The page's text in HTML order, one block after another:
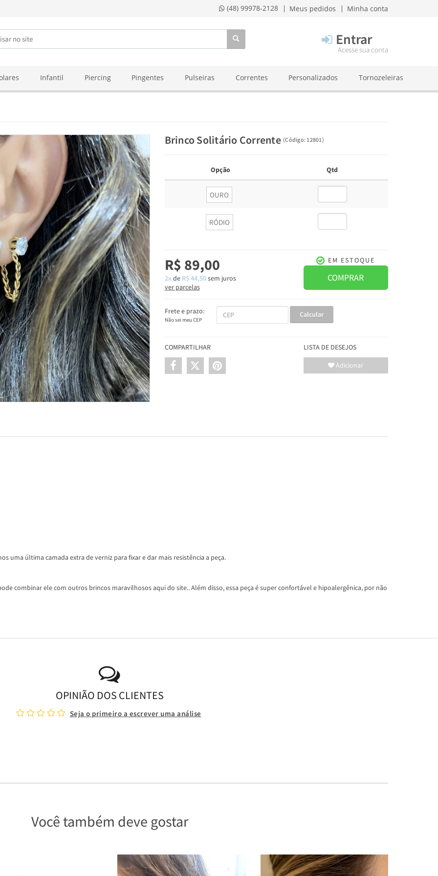
(48) 99978-2128 Meus pedidos Minha conta
Entrar
Acesse sua conta
Infantil Piercing Pingentes Pulseiras Correntes Personalizados Tornozeleiras
Brinco Solitário Corrente (Código: 12801)
Opção Qtd
OURO
RÓDIO
R$ 89,00
2x de R$ 44,50sem juros
ver parcelas
EM ESTOQUE
COMPRAR
Frete e prazo:
Não sei meu CEP
Calcular
COMPARTILHAR LISTA DE DESEJOS
Adicionar
uma última camada extra de verniz para fixar e dar mais resistência a peça.
combinar ele com outros brincos maravilhosos aqui do site.. Além disso, essa peça é super confortável e hipoalergênica, por não
OPINIÃO DOS CLIENTES
Seja o primeiro a escrever uma análise
Você também deve gostar